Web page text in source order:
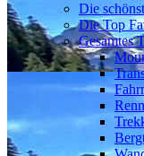
Die
Die Top
Gesamtes